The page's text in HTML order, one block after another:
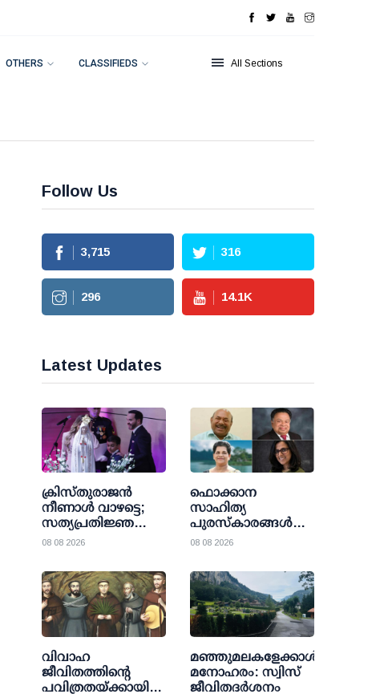
OTHERS CLASSIFIEDS All Sections
Follow Us
3,715 316
296 14.1K
Latest Updates
ക്രിസ്തുരാജൻ
നീണാൾ വാഴട്ടെ;
സത്യപ്രതിജ്ഞ
ചടങ്ങിനിടെ
വിശ്വാസ
പ്രഘോഷണവുമായി
കൊളംബിയൻ
പ്രസിഡന്റ്
08 08 2026
ഫൊക്കാന
സാഹിത്യ
പുരസ്‌കാരങ്ങള്‍
പ്രഖ്യാപിച്ചു: ഡോ.
പുരസ്‌കാരം ഡോ.
മാമ്മന്‍ സി.
ജേക്കബിനും,
മറിയാമ്മ പിള്ള
പുരസ്‌കാരം ബിന്ദു
08 08 2026
വിവാഹ
ജീവിതത്തിന്റെ
പവിത്രതയ്ക്കായി
മഞ്ഞുമലകളേക്കാൾ
മനോഹരം: സ്വിസ്
ജീവിതദർശനം